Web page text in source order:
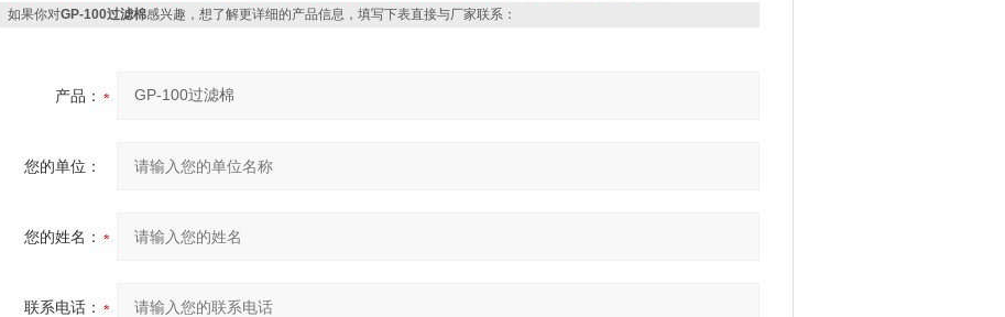
如果你对GP-100过滤棉感兴趣，想了解更详细的产品信息，填写下表直接与厂家联系：
产品：
您的单位：
您的姓名：
联系电话：